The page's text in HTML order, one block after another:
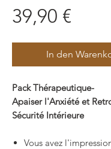
39,90 €
In den
Pack Thérapeutique-
Apaiser l'Anxiété et
Sécurité Intérieure
Vous avez